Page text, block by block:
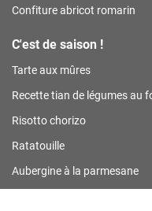
Confiture abricot romarin
C'est de saison !
Tarte aux mûres
Recette tian de légumes au
Risotto chorizo
Ratatouille
Aubergine à la parmesane